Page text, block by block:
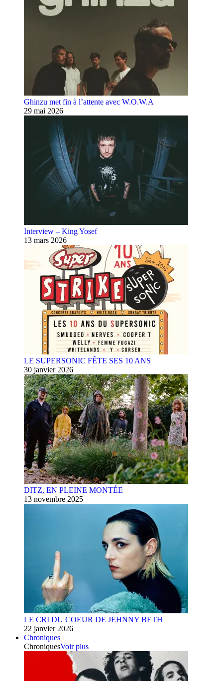
Ghinzu met fin à l’attente avec W.O.W.A
29 mai 2026
Interview – King Yosef
13 mars 2026
LE SUPERSONIC FÊTE SES 10 ANS
30 janvier 2026
DITZ, EN PLEINE MONTÉE
13 novembre 2025
LE CRI DU COEUR DE JEHNNY BETH
22 janvier 2026
Chroniques
ChroniquesVoir plus